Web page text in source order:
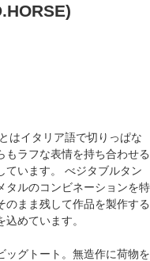
はイタリア語で切りっぱな
もラフな表情を持ち合わせる
ています。 べジタブルタン
タルのコンビネーションを特
のまま残して作品を製作する
めています。
ッグトート。無造作に荷物を